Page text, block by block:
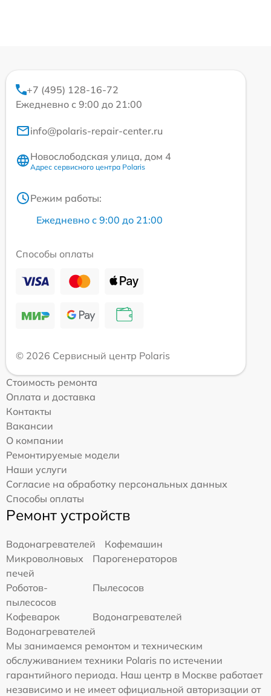
+7 (495) 128-16-72
Ежедневно с 9:00 до 21:00
info@polaris-repair-center.ru
Новослободская улица, дом 4
Адрес сервисного центра Polaris
Режим работы:
Ежедневно с 9:00 до 21:00
Способы оплаты
© 2026 Сервисный центр Polaris
Стоимость ремонта
Оплата и доставка
Контакты
Вакансии
О компании
Ремонтируемые модели
Наши услуги
Согласие на обработку персональных данных
Способы оплаты
Ремонт устройств
Водонагревателей
Кофемашин
Микроволновых
печей
Парогенераторов
Роботов-
пылесосов
Пылесосов
Кофеварок
Водонагревателей
Водонагревателей
Мы занимаемся ремонтом и техническим
обслуживанием техники Polaris по истечении
гарантийного периода. Наш центр в Москве работает
независимо и не имеет официальной авторизации от